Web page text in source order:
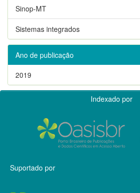
Sinop-MT
Sistemas integrados
Ano de publicação
2019
Indexado por
Suportado por